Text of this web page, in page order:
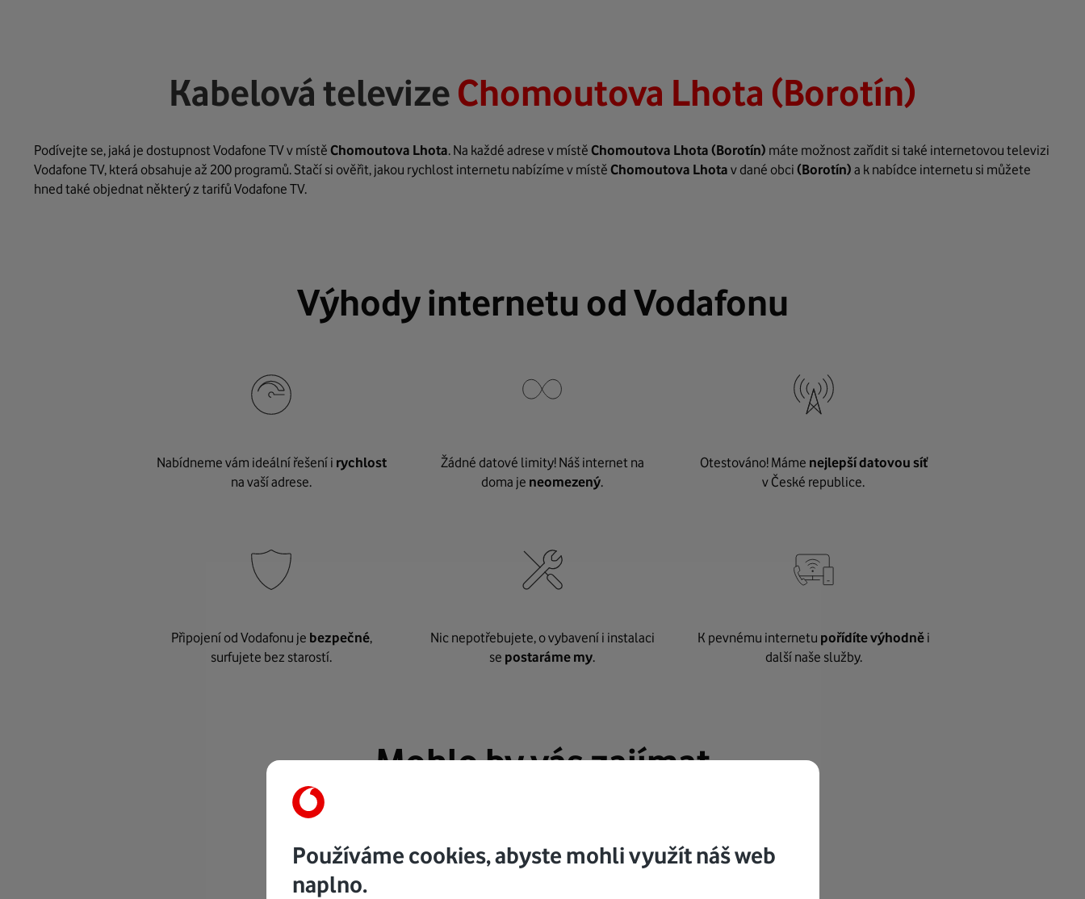
Kabelová televize Chomoutova Lhota (Borotín)
Podívejte se, jaká je dostupnost Vodafone TV v místě Chomoutova Lhota. Na každé adrese v místě Chomoutova Lhota (Borotín) máte možnost zařídit si také internetovou televizi
Vodafone TV, která obsahuje až 200 programů. Stačí si ověřit, jakou rychlost internetu nabízíme v místě Chomoutova Lhota v dané obci (Borotín) a k nabídce internetu si můžete
hned také objednat některý z tarifů Vodafone TV.
Výhody internetu od Vodafonu
Nabídneme vám ideální řešení i rychlost
na vaší adrese.
Žádné datové limity! Náš internet na
doma je neomezený.
Otestováno! Máme nejlepší datovou síť
v České republice.
Připojení od Vodafonu je bezpečné,
surfujete bez starostí.
Nic nepotřebujete, o vybavení i instalaci
se postaráme my.
K pevnému internetu pořídíte výhodněi
další naše služby.
Mohlo by vás zajímat
Používáme cookies, abyste mohli využít náš web
naplno.